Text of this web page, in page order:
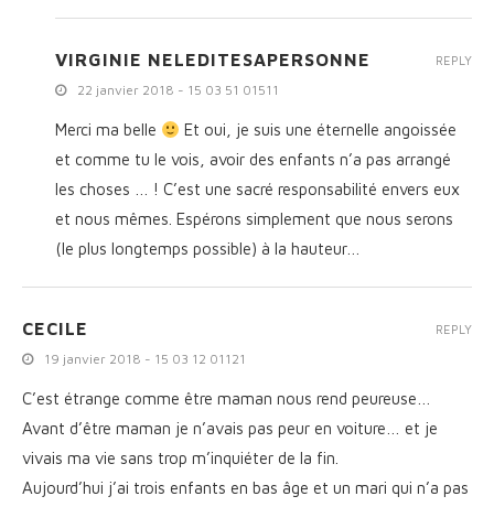
VIRGINIE NELEDITESAPERSONNE
22 janvier 2018 - 15 03 51 01511
Merci ma belle
Et oui, je suis une éternelle angoissée
et comme tu le vois, avoir des enfants n’a pas arrangé
les choses … ! C’est une sacré responsabilité envers eux
et nous mêmes. Espérons simplement que nous serons
(le plus longtemps possible) à la hauteur…
REPLY
CECILE
19 janvier 2018 - 15 03 12 01121
C’est étrange comme être maman nous rend peureuse…
Avant d’être maman je n’avais pas peur en voiture… et je
vivais ma vie sans trop m’inquiéter de la fin.
Aujourd’hui j’ai trois enfants en bas âge et un mari qui n’a pas
REPLY